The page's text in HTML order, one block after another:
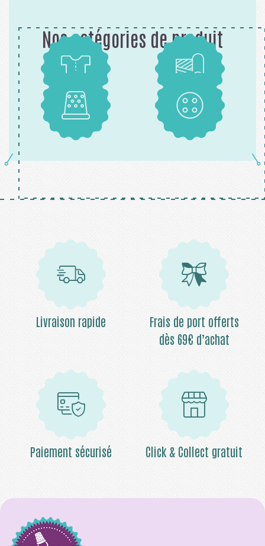
Nos catégories de produit
Patrons Tissus
Mercerie Boutons
Livraison rapide
Frais de port offerts
dès 69€ d’achat
Paiement sécurisé Click & Collect gratuit